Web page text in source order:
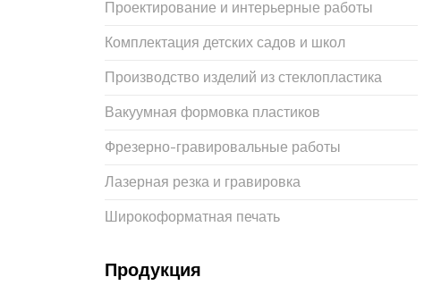
Проектирование и интерьерные работы
Комплектация детских садов и школ
Производство изделий из стеклопластика
Вакуумная формовка пластиков
Фрезерно-гравировальные работы
Лазерная резка и гравировка
Широкоформатная печать
Продукция